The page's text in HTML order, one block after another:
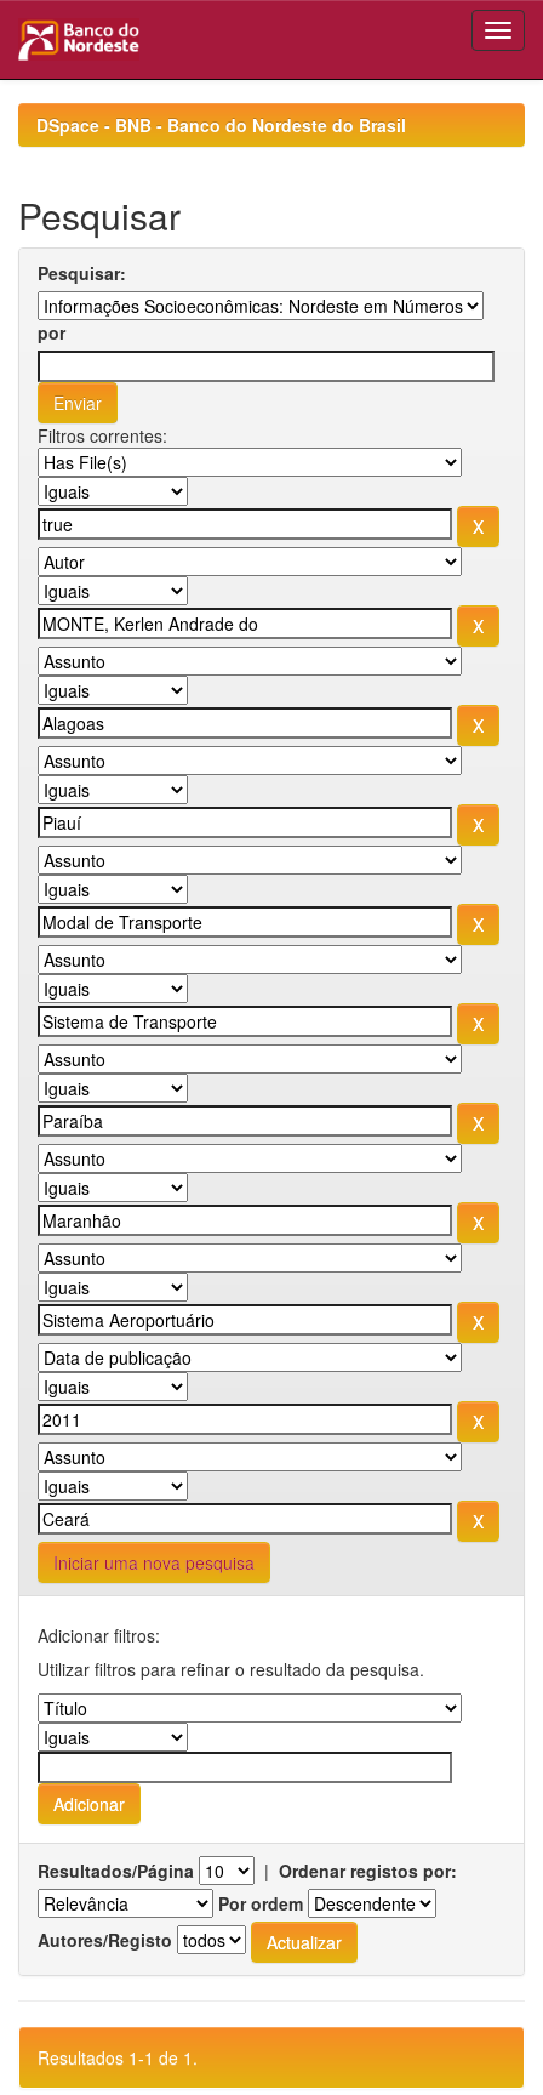
navigationDSpace - BNB - Banco do Nordeste do Brasil
Pesquisar
Pesquisar:
por
Filtros correntes:
Iniciar uma nova pesquisa
Adicionar filtros:
Utilizar filtros para refinar o resultado da pesquisa.
Resultados/Página | Ordenar registos por:
Por ordem
Autores/Registo
Resultados 1-1 de 1.